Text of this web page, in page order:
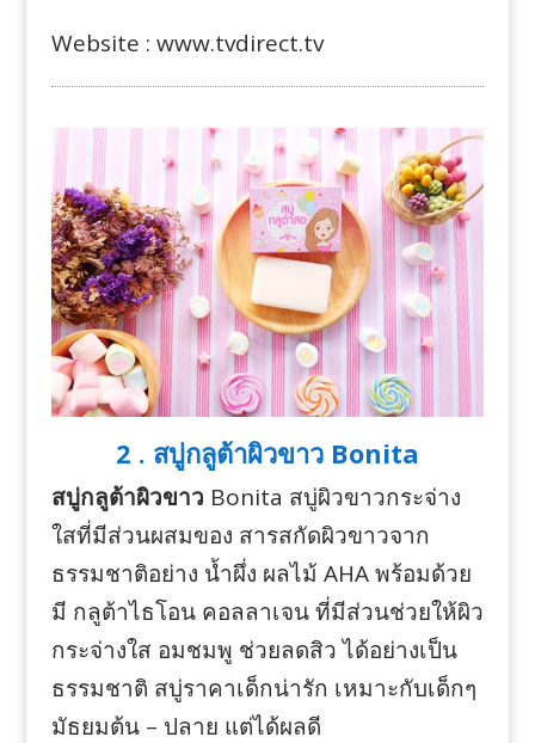
Website : www.tvdirect.tv
2 . สบู่กลูต้าผิวขาว Bonita
สบู่กลูต้าผิวขาว Bonita สบู่ผิวขาวกระจ่าง
ใสที่มีส่วนผสมของ สารสกัดผิวขาวจาก
ธรรมชาติอย่าง น้ำผึ่ง ผลไม้ AHA พร้อมด้วย
มี กลูต้าไธโอน คอลลาเจน ที่มีส่วนช่วยให้ผิว
กระจ่างใส อมชมพู ช่วยลดสิว ได้อย่างเป็น
ธรรมชาติ สบู่ราคาเด็กน่ารัก เหมาะกับเด็กๆ
มัธยมต้น – ปลาย แต่ได้ผลดี